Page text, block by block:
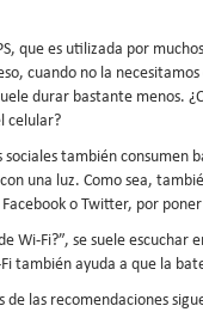
que es utilizada por
cuando no la
durar bastante menos.
celular?
sociales también
una luz. Como sea,
o Twitter, por
Wi-Fi?”, se suele escuchar
también ayuda a que la
las recomendaciones